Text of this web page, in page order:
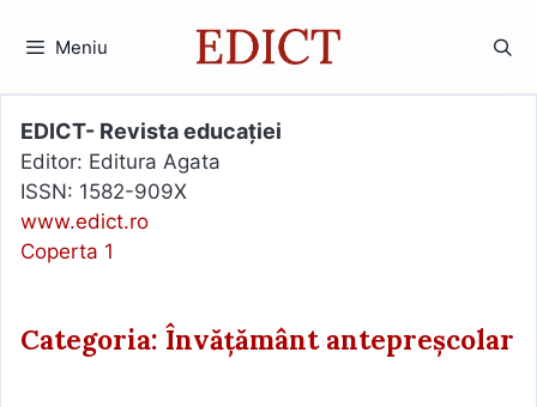
Meniu
EDICT- Revista educației
Editor: Editura Agata
ISSN: 1582-909X
www.edict.ro
Coperta 1
Categoria: Învățământ antepreșcolar